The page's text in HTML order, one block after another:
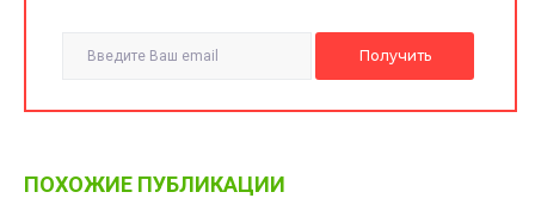
ПОХОЖИЕ ПУБЛИКАЦИИ